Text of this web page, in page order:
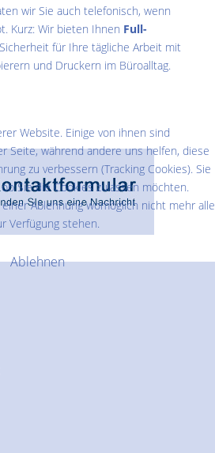
wir Sie auch telefonisch, wenn
Kurz: Wir bieten Ihnen Full-
für Ihre tägliche Arbeit mit
und Druckern im Büroalltag.
Website. Einige von ihnen sind
Seite, während andere uns helfen, diese
zu verbessern (Tracking Cookies). Sie
Sie die Cookies zulassen möchten.
Ablehnung womöglich nicht mehr alle
Verfügung stehen.
Ablehnen